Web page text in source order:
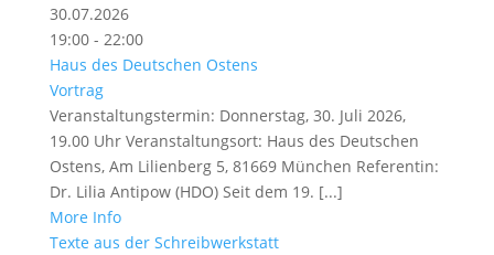
30.07.2026
19:00 - 22:00
Haus des Deutschen Ostens
Vortrag
Veranstaltungstermin: Donnerstag, 30. Juli 2026,
19.00 Uhr Veranstaltungsort: Haus des Deutschen
Ostens, Am Lilienberg 5, 81669 München Referentin:
Dr. Lilia Antipow (HDO) Seit dem 19. [...]
More Info
Texte aus der Schreibwerkstatt